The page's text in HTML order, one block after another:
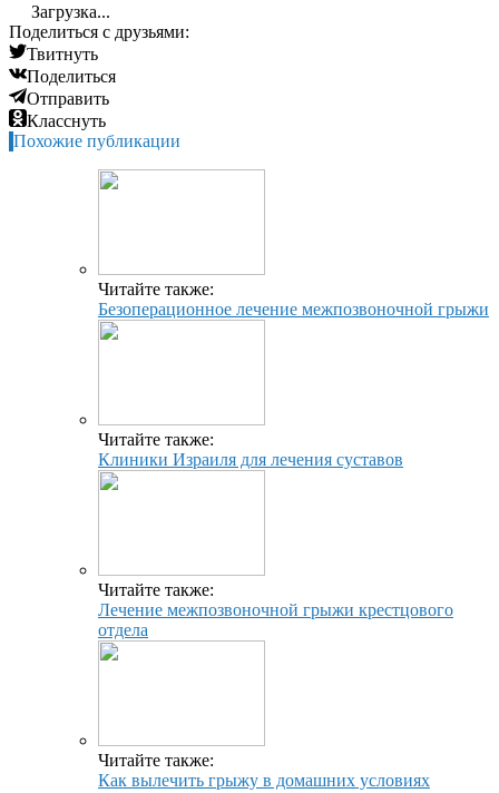
Загрузка...
Поделиться с друзьями:
Твитнуть
Поделиться
Отправить
Класснуть
Похожие публикации
Читайте также:
Безоперационное лечение межпозвоночной грыжи
Читайте также:
Клиники Израиля для лечения суставов
Читайте также:
Лечение межпозвоночной грыжи крестцового
отдела
Читайте также:
Как вылечить грыжу в домашних условиях